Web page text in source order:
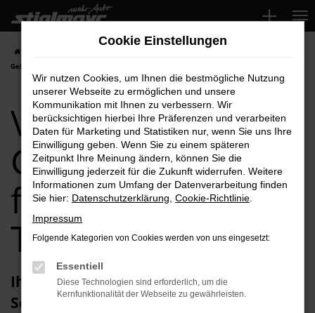
Zum
Hauptinhalt
springen
Gebrauchtwagen für Schwabach Top-Angebote
VW Sharan
Gebrauchtwagen
für Schwabach
Top-Angebote
Ihren VW Sharan Gebrauchtwagen für
Schwabach erhalten Sie im Autohaus
Cookie Einstellungen
Wir nutzen Cookies, um Ihnen die bestmögliche Nutzung
unserer Webseite zu ermöglichen und unsere
Kommunikation mit Ihnen zu verbessern. Wir
berücksichtigen hierbei Ihre Präferenzen und verarbeiten
Daten für Marketing und Statistiken nur, wenn Sie uns Ihre
Einwilligung geben. Wenn Sie zu einem späteren
Zeitpunkt Ihre Meinung ändern, können Sie die
Einwilligung jederzeit für die Zukunft widerrufen. Weitere
Informationen zum Umfang der Datenverarbeitung finden
Sie hier: Datenschutzerklärung Cookie-Richtlinie
Impressum
Folgende Kategorien von Cookies werden von uns eingesetzt:
Essentiell
Diese Technologien sind erforderlich, um die
Kernfunktionalität der Webseite zu gewährleisten.